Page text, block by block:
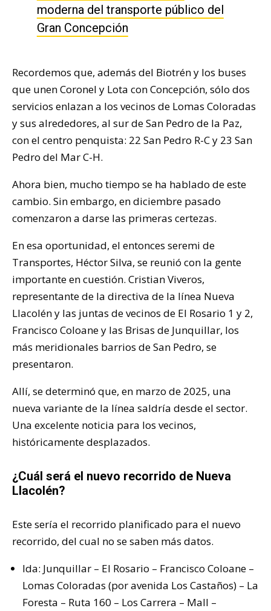
moderna del transporte público del
Gran Concepción
Recordemos que, además del Biotrén y los buses
que unen Coronel y Lota con Concepción, sólo dos
servicios enlazan a los vecinos de Lomas Coloradas
y sus alrededores, al sur de San Pedro de la Paz,
con el centro penquista: 22 San Pedro R-C y 23 San
Pedro del Mar C-H.
Ahora bien, mucho tiempo se ha hablado de este
cambio. Sin embargo, en diciembre pasado
comenzaron a darse las primeras certezas.
En esa oportunidad, el entonces seremi de
Transportes, Héctor Silva, se reunió con la gente
importante en cuestión. Cristian Viveros,
representante de la directiva de la línea Nueva
Llacolén y las juntas de vecinos de El Rosario 1 y 2,
Francisco Coloane y las Brisas de Junquillar, los
más meridionales barrios de San Pedro, se
presentaron.
Allí, se determinó que, en marzo de 2025, una
nueva variante de la línea saldría desde el sector.
Una excelente noticia para los vecinos,
históricamente desplazados.
¿Cuál será el nuevo recorrido de Nueva
Llacolén?
Este sería el recorrido planificado para el nuevo
recorrido, del cual no se saben más datos.
Ida: Junquillar – El Rosario – Francisco Coloane –
Lomas Coloradas (por avenida Los Castaños) – La
Foresta – Ruta 160 – Los Carrera – Mall –